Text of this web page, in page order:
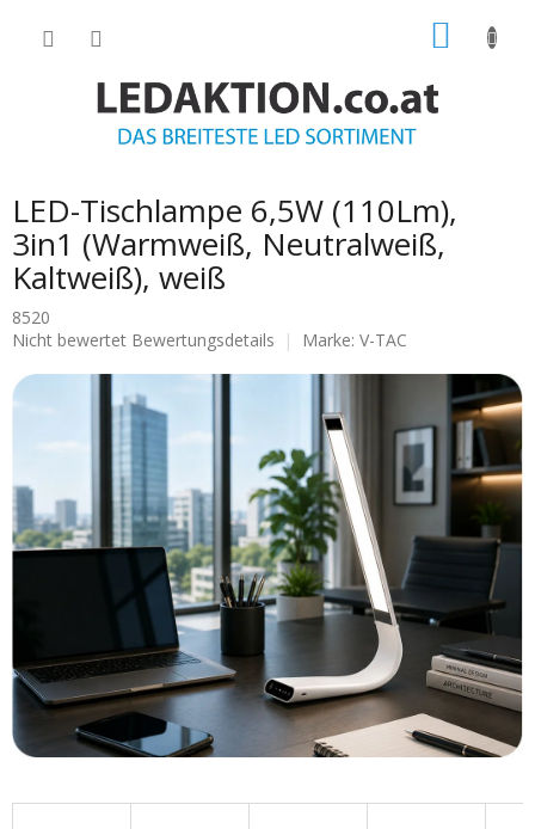
LED-Tischlampe 6,5W (110Lm),
3in1 (Warmweiß, Neutralweiß,
Kaltweiß), weiß
8520
Die
Produktbewertung
Sternen.
Nicht bewertet Bewertungsdetails Marke: V-TAC